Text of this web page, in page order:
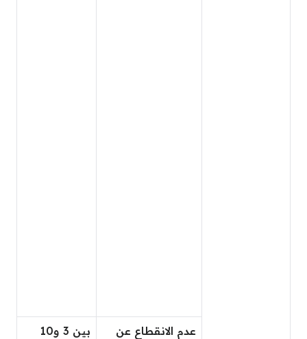
عدم الانقطاع عن
بين 3 و10